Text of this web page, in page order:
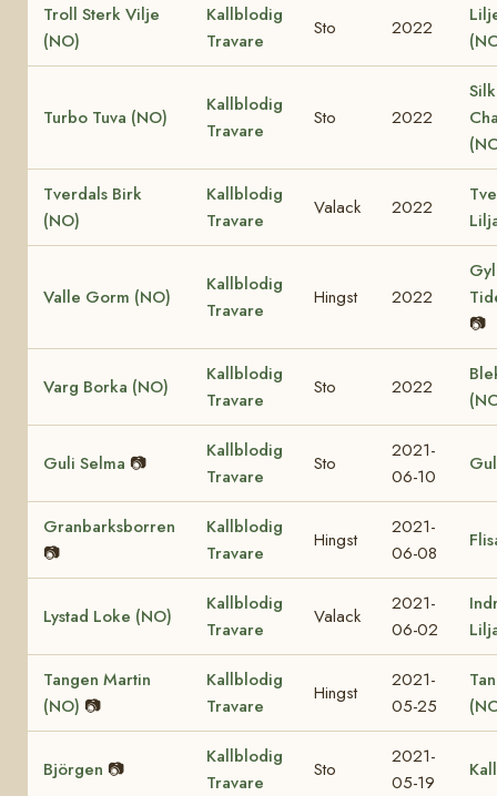
Troll Sterk Vilje
(NO)
Kallblodig
Travare
Sto 2022
Turbo Tuva (NO)
Kallblodig
Travare
Sto 2022
Tverdals Birk
(NO)
Kallblodig
Travare
Valack 2022
Valle Gorm (NO)
Kallblodig
Travare
Hingst 2022
📷
Varg Borka (NO)
Kallblodig
Travare
Sto 2022
Guli Selma 📷
Kallblodig
Travare
Sto
2021-
06-10
Granbarksborren
📷
Kallblodig
Travare
Hingst
2021-
06-08
Lystad Loke (NO)
Kallblodig
Travare
Valack
2021-
06-02
Tangen Martin
(NO) 📷
Kallblodig
Travare
Hingst
2021-
05-25
Björgen 📷
Kallblodig
Travare
Sto
2021-
05-19